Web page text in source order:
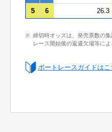
5 6 26.3
締切時オッズは、発売票数の
レース開始後の返還欠場等に
ボートレースガイドはこ